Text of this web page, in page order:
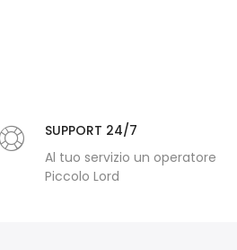
SUPPORT 24/7
Al tuo servizio un operatore
Piccolo Lord